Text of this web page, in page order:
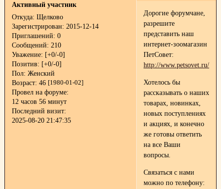
Активный участник
Откуда: Щелково
Зарегистрирован: 2015-12-14
Приглашений: 0
Сообщений: 210
Уважение: [+0/-0]
Позитив: [+0/-0]
Пол: Женский
Возраст: 46 [1980-01-02]
Провел на форуме:
12 часов 56 минут
Последний визит:
2025-08-20 21:47:35
Дорогие форумчане,
разрешите
представить наш
интернет-зоомагазин
ПетСовет:
http://www.petsovet.ru/
Хотелось бы
рассказывать о наших
товарах, новинках,
новых поступлениях
и акциях, и конечно
же готовы ответить
на все Ваши
вопросы.
Связаться с нами
можно по телефону: